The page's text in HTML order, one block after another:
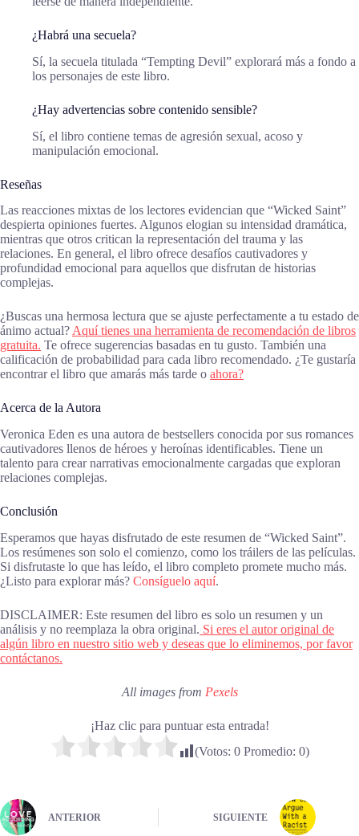
¿Habrá una secuela?
Sí, la secuela titulada “Tempting Devil” explorará más a fondo a
los personajes de este libro.
¿Hay advertencias sobre contenido sensible?
Sí, el libro contiene temas de agresión sexual, acoso y
manipulación emocional.
Reseñas
Las reacciones mixtas de los lectores evidencian que “Wicked Saint”
despierta opiniones fuertes. Algunos elogian su intensidad dramática,
mientras que otros critican la representación del trauma y las
relaciones. En general, el libro ofrece desafíos cautivadores y
profundidad emocional para aquellos que disfrutan de historias
complejas.
¿Buscas una hermosa lectura que se ajuste perfectamente a tu estado de
ánimo actual? Aquí tienes una herramienta de recomendación de libros
gratuita. Te ofrece sugerencias basadas en tu gusto. También una
calificación de probabilidad para cada libro recomendado. ¿Te gustaría
encontrar el libro que amarás más tarde o ahora?
Acerca de la Autora
Veronica Eden es una autora de bestsellers conocida por sus romances
cautivadores llenos de héroes y heroínas identificables. Tiene un
talento para crear narrativas emocionalmente cargadas que exploran
relaciones complejas.
Conclusión
Esperamos que hayas disfrutado de este resumen de “Wicked Saint”.
Los resúmenes son solo el comienzo, como los tráilers de las películas.
Si disfrutaste lo que has leído, el libro completo promete mucho más.
¿Listo para explorar más? Consíguelo aquí.
DISCLAIMER: Este resumen del libro es solo un resumen y un
análisis y no reemplaza la obra original. Si eres el autor original de
algún libro en nuestro sitio web y deseas que lo eliminemos, por favor
contáctanos.
All images from Pexels
¡Haz clic para puntuar esta entrada!
(Votos: 0Promedio: 0)
ANTERIOR SIGUIENTE